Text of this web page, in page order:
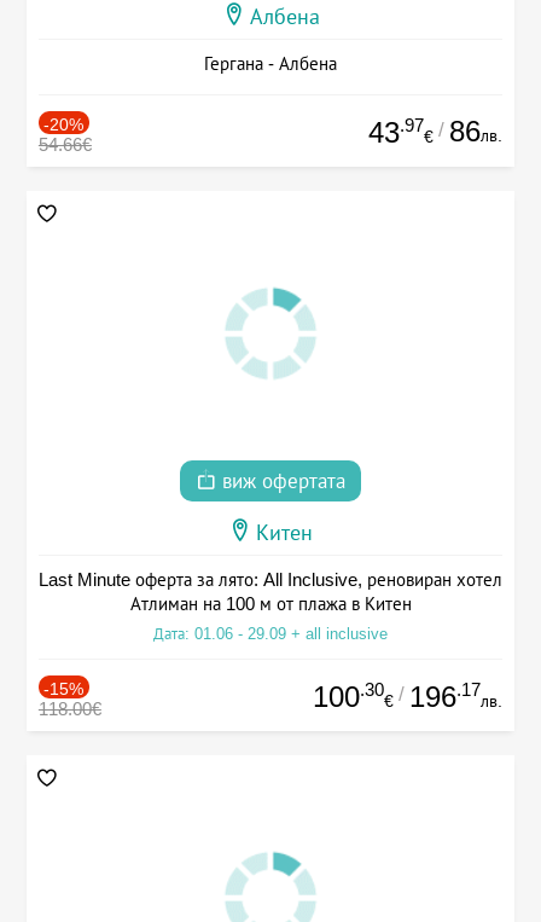
Албена
Гергана - Албена
-20%
54.66€ 43.97
€ / 86лв.
виж офертата
Китен
Last Minute оферта за лято: All Inclusive, реновиран хотел
Атлиман на 100 м от плажа в Китен
Дата: 01.06 - 29.09 + all inclusive
-15%
118.00€ 100.30
€ / 196.17
лв.